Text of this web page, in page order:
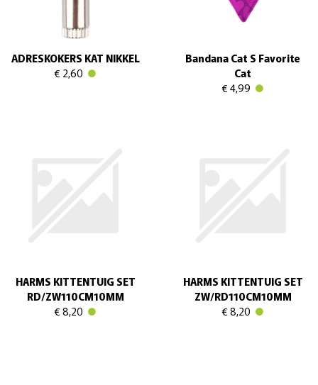
ADRESKOKERS KAT NIKKEL
€ 2,60
Bandana Cat S Favorite
Cat
€ 4,99
HARMS KITTENTUIG SET
RD/ZW110CM10MM
€ 8,20
HARMS KITTENTUIG SET
ZW/RD110CM10MM
€ 8,20